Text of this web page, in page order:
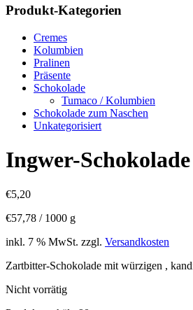
Produkt-Kategorien
Cremes
Kolumbien
Pralinen
Präsente
Schokolade
Tumaco / Kolumbien
Schokolade zum Naschen
Unkategorisiert
Ingwer-Schokolade
€5,20
€57,78 / 1000 g
inkl. 7 % MwSt. zzgl. Versandkosten
Zartbitter-Schokolade mit würzigen ,
Nicht vorrätig